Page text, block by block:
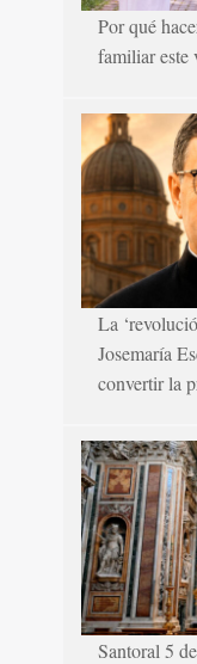
Por qué
familiar este
La
Josemaría
convertir la
Santoral 5